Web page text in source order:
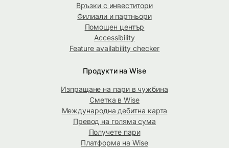
Връзки с инвеститори
Филиали и партньори
Помощен център
Accessibility
Feature availability checker
Продукти на Wise
Изпращане на пари в чужбина
Сметка в Wise
Международна дебитна карта
Превод на голяма сума
Получете пари
Платформа на Wise